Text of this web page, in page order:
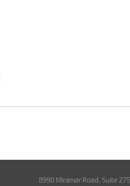
8990 Miramar Road, Suite